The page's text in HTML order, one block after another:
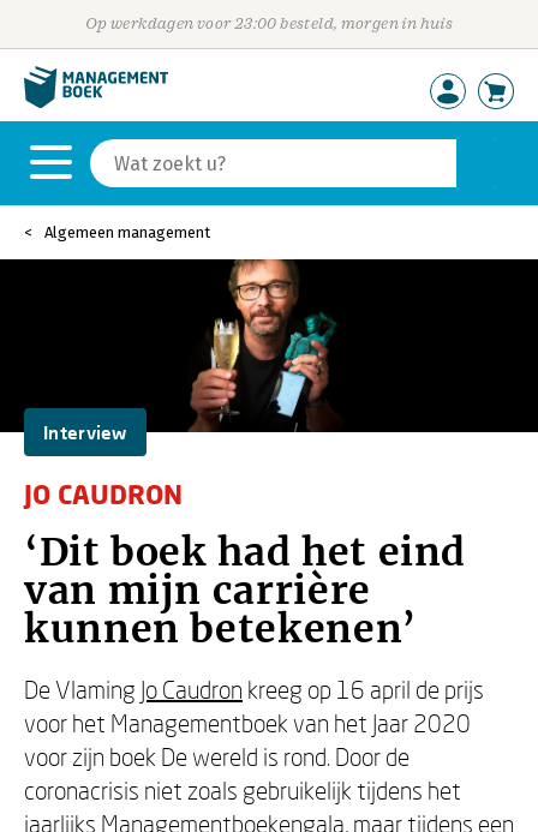
Op werkdagen voor 23:00 besteld, morgen in huis
Algemeen management
Interview
JO CAUDRON
‘Dit boek had het eind
van mijn carrière
kunnen betekenen’
De Vlaming Jo Caudron kreeg op 16 april de prijs
voor het Managementboek van het Jaar 2020
voor zijn boek De wereld is rond. Door de
coronacrisis niet zoals gebruikelijk tijdens het
jaarlijks Managementboekengala, maar tijdens een